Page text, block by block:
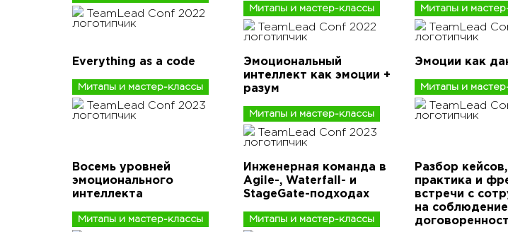
TeamLead Conf 2022 Митапы и мастер-классы
TeamLead Conf 2022
Митапы и
TeamLead
Everything as a code
Митапы и мастер-классы
TeamLead Conf 2023
Эмоциональный
интеллект как эмоции +
разум
Митапы и мастер-классы
TeamLead Conf 2023
Эмоции как
Митапы и
TeamLead
Восемь уровней
эмоционального
интеллекта
Митапы и мастер-классы
Инженерная команда в
Agile-, Waterfall- и
StageGate-подходах
Митапы и мастер-классы
Разбор кейсов,
практика и
встречи с
на соблюдение